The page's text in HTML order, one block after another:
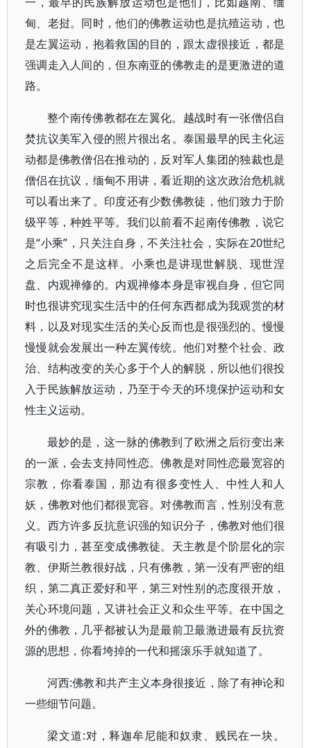
甸、老挝。同时，他们的佛教运动也是抗殖运动，也
是左翼运动，抱着救国的目的，跟太虚很接近，都是
强调走入人间的，但东南亚的佛教走的是更激进的道
路。
整个南传佛教都在左翼化。越战时有一张僧侣自
焚抗议美军入侵的照片很出名。泰国最早的民主化运
动都是佛教僧侣在推动的，反对军人集团的独裁也是
僧侣在抗议，缅甸不用讲，看近期的这次政治危机就
可以看出来了。印度还有少数佛教徒，他们致力于阶
级平等，种姓平等。我们以前看不起南传佛教，说它
是“小乘”，只关注自身，不关注社会，实际在20世纪
之后完全不是这样。小乘也是讲现世解脱、现世涅
盘、内观禅修的。内观禅修本身是审视自身，但它同
时也很讲究现实生活中的任何东西都成为我观赏的材
料，以及对现实生活的关心反而也是很强烈的。慢慢
慢慢就会发展出一种左翼传统。他们对整个社会、政
治、结构改变的关心多于个人的解脱，所以他们很投
入于民族解放运动，乃至于今天的环境保护运动和女
性主义运动。
最妙的是，这一脉的佛教到了欧洲之后衍变出来
的一派，会去支持同性恋。佛教是对同性恋最宽容的
宗教，你看泰国，那边有很多变性人、中性人和人
妖，佛教对他们都很宽容。对佛教而言，性别没有意
义。西方许多反抗意识强的知识分子，佛教对他们很
有吸引力，甚至变成佛教徒。天主教是个阶层化的宗
教、伊斯兰教很好战，只有佛教，第一没有严密的组
织，第二真正爱好和平，第三对性别的态度很开放，
关心环境问题，又讲社会正义和众生平等。在中国之
外的佛教，几乎都被认为是最前卫最激进最有反抗资
源的思想，你看垮掉的一代和摇滚乐手就知道了。
河西:佛教和共产主义本身很接近，除了有神论和
一些细节问题。
梁文道:对，释迦牟尼能和奴隶、贱民在一块。